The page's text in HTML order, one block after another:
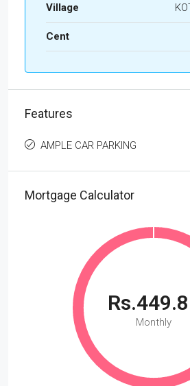
Village
Cent
Features
AMPLE CAR PARKING
Mortgage Calculator
Monthly